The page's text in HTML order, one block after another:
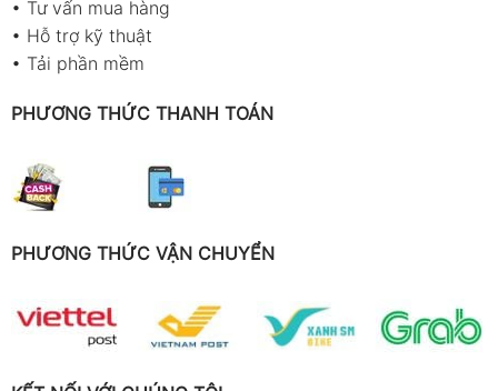
• Tư vấn mua hàng
• Hỗ trợ kỹ thuật
• Tải phần mềm
PHƯƠNG THỨC THANH TOÁN
PHƯƠNG THỨC VẬN CHUYỂN